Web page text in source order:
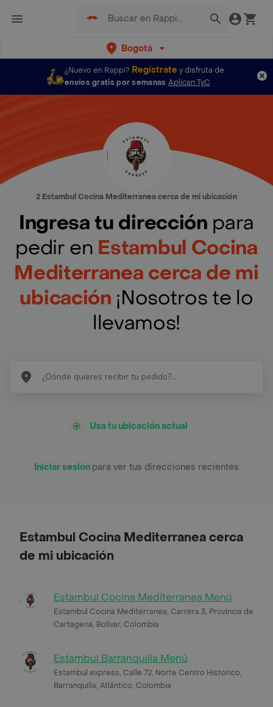
Bogotá
¿Nuevo en Rappi? Regístratey disfruta de
envíos gratis por semanas Aplican TyC
2 Estambul Cocina Mediterranea cerca de mi ubicación
Ingresa tu dirección para
pedir en Estambul Cocina
Mediterranea cerca de mi
ubicación ¡Nosotros te lo
llevamos!
Usa tu ubicación actual
Iniciar sesión para ver tus direcciones recientes
Estambul Cocina Mediterranea cerca
de mi ubicación
Estambul Cocina Mediterranea Menú
Estambul Cocina Mediterranea, Carrera 3, Provincia de
Cartagena, Bolívar, Colombia
Estambul Barranquilla Menú
Estambul express, Calle 72, Norte Centro Historico,
Barranquilla, Atlántico, Colombia